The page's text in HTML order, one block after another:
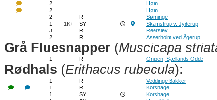
2
Høm
2
Høm
2
R
Sørninge
1
1K+ SY
Skamstrup v. Jyderup
3
R
Reerslev
2
R Asserholm ved Ågerup
Grå Fluesnapper (Muscicapa
1 R Gniben, Sjællands Odde
Rødhals (Erithacus rubecula):
1 R
Veddinge Bakker
1
R
Korshage
1
SY
Korshage